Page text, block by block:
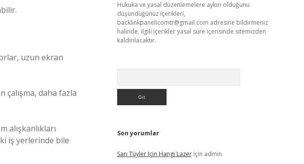
uzun ekran
çalışma, daha fazla
alışkanlıkları
iş yerlerinde bile
Hukuka ve yasal düzenlemelere aykırı olduğunu
düşündüğünüz içerikleri,
backlinkpanelicomtr@gmail.com adresine bildirmeniz
halinde, ilgili içerikler yasal süre içerisinde sitemizden
kaldırılacaktır.
Son yorumlar
Sarı Tüyler Için Hangi Lazeriçin admin